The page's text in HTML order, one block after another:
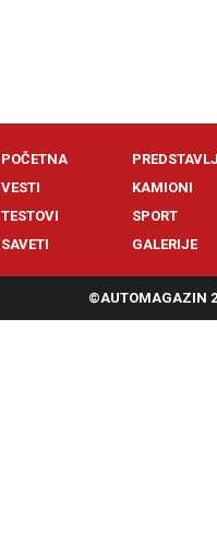
POČETNA
VESTI
TESTOVI
SAVETI
KAMIONI
SPORT
GALERIJE
©AUTOMAGAZIN